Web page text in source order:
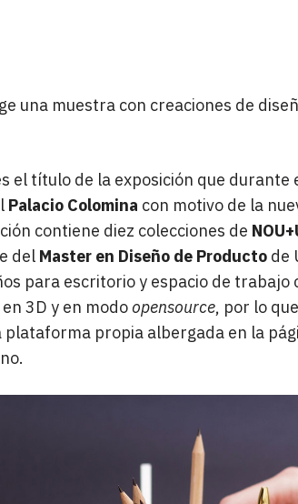
una muestra con creaciones de
el título de la exposición que durante
Palacio Colomina con motivo de la
contiene diez colecciones de
del Master en Diseño de Producto de
para escritorio y espacio de trabajo
3D y en modo opensource, por lo
plataforma propia albergada en la